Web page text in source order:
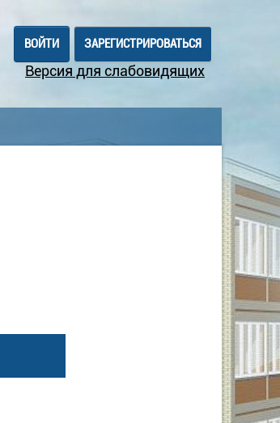
ВОЙТИ ЗАРЕГИСТРИРОВАТЬСЯ
Версия для слабовидящих